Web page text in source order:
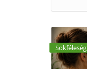
Sokféleség